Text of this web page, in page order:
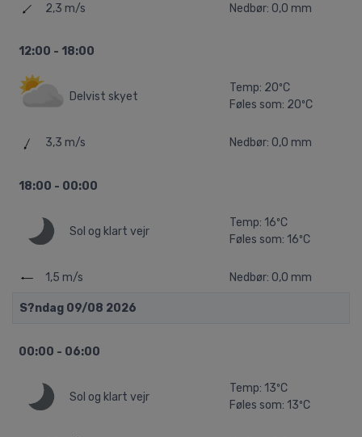
2,3 m/s Nedbør: 0,0 mm
12:00 - 18:00
Delvist skyet
Temp: 20ºC
Føles som: 20ºC
3,3 m/s Nedbør: 0,0 mm
18:00 - 00:00
Sol og klart vejr
Temp: 16ºC
Føles som: 16ºC
1,5 m/s Nedbør: 0,0 mm
S?ndag 09/08 2026
00:00 - 06:00
Sol og klart vejr
Temp: 13ºC
Føles som: 13ºC